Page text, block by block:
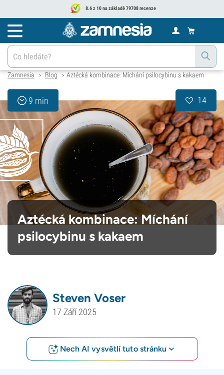
8.6 z 10 na základě 79708 recenze
Zamnesia > Blog > Aztécká kombinace: Míchání psilocybinu s kakaem
9 min 14
Aztécká kombinace: Míchání
psilocybinu s kakaem
Steven Voser
17 Září 2025
Nech AI vysvětlí tuto stránku